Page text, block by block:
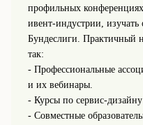
профильных
ивент-индустрии,
Бундеслиги. Практичный
так:
- Профессиональные
и их вебинары.
- Курсы по сервис-
- Совместные